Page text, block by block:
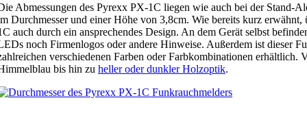
Abmessungen des Pyrexx PX-1C liegen wie auch bei der Stand-
Durchmesser und einer Höhe von 3,8cm. Wie bereits kurz
auch durch ein ansprechendes Design. An dem Gerät selbst
noch Firmenlogos oder andere Hinweise. Außerdem ist dieser
verschiedenen Farben oder Farbkombinationen erhältlich.
bis hin zu heller oder dunkler Holzoptik.